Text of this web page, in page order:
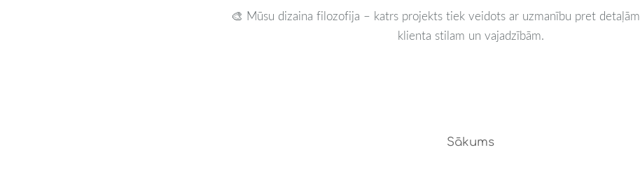
🎨 Mūsu dizaina filozofija – katrs projekts tiek veidots ar uzmanību pret
klienta stilam un vajadzībām.
Sākums